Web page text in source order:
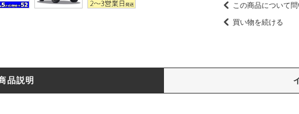
この商品について
買い物を続ける
品説明